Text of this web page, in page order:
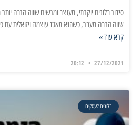
סידור בלונים יוקרתי, מעוצב ומרשים שווה הרבה
שווה הרבה מעבר, כשהוא מאגד עוצמה ויזואלית עם
קרא עוד »
27/12/2021
בלונים לעסקים